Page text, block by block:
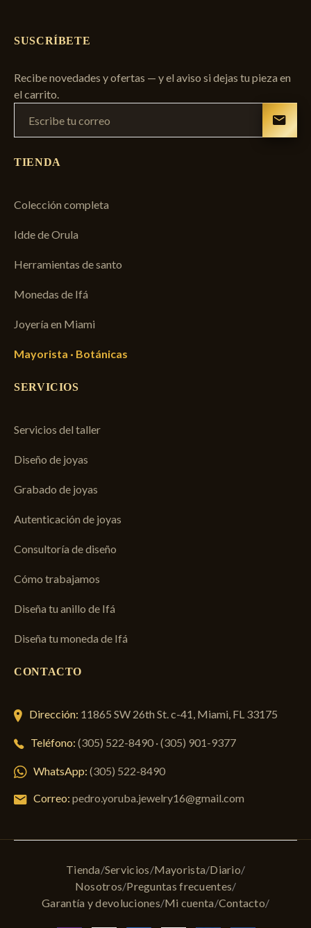
SUSCRÍBETE
Recibe novedades y ofertas — y el aviso si dejas tu pieza en
el carrito.
TIENDA
Colección completa
Idde de Orula
Herramientas de santo
Monedas de Ifá
Joyería en Miami
Mayorista · Botánicas
SERVICIOS
Servicios del taller
Diseño de joyas
Grabado de joyas
Autenticación de joyas
Consultoría de diseño
Cómo trabajamos
Diseña tu anillo de Ifá
Diseña tu moneda de Ifá
CONTACTO
Dirección: 11865 SW 26th St. c-41, Miami, FL 33175
Teléfono: (305) 522-8490 ·(305) 901-9377
WhatsApp: (305) 522-8490
Correo: pedro.yoruba.jewelry16@gmail.com
Tienda Servicios Mayorista Diario
Nosotros Preguntas frecuentes
Garantía y devoluciones Mi cuenta Contacto